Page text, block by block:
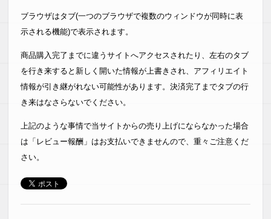
ブラウザはタブ(一つのブラウザで複数のウィンドウが同時に表
示される機能)で表示されます。
商品購入完了までに違うサイトへアクセスされたり、左右のタブ
を行き来すると新しく開いた情報が上書きされ、アフィリエイト
情報が引き継がれない可能性があります。決済完了までタブの行
き来はなさらないでください。
上記のような事情で当サイトからの売り上げにならなかった場合
は「レビュー報酬」はお支払いできませんので、重々ご注意くだ
さい。